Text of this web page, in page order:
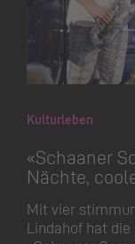
Kulturleben
«Schaaner
Nächte,
Mit vier
Lindahof hat